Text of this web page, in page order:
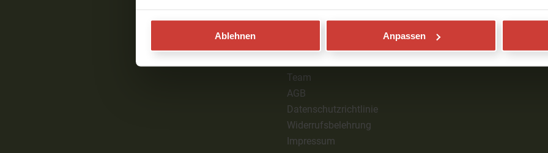
Ablehnen Anpassen
Team
AGB
Datenschutzrichtlinie
Widerrufsbelehrung
Impressum